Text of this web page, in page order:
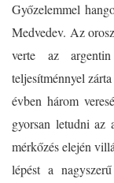
Győzelemmel
Medvedev. Az
verte az
teljesítménnyel
évben három
gyorsan letudni az
mérkőzés elején
lépést a